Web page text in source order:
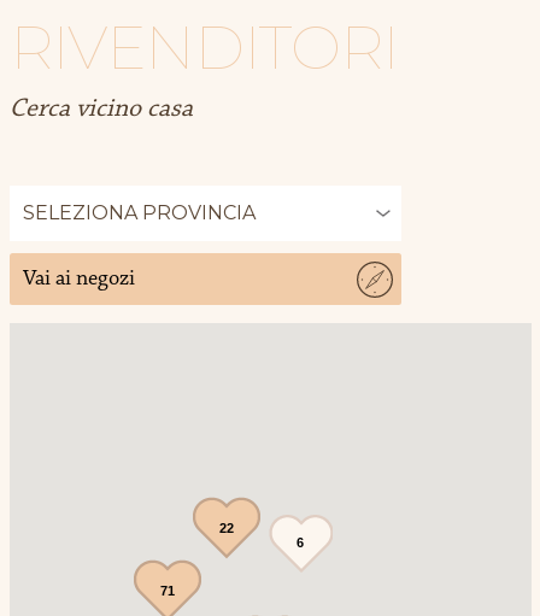
RIVENDITORI
Cerca vicino casa
Vai ai negozi
71
6
22